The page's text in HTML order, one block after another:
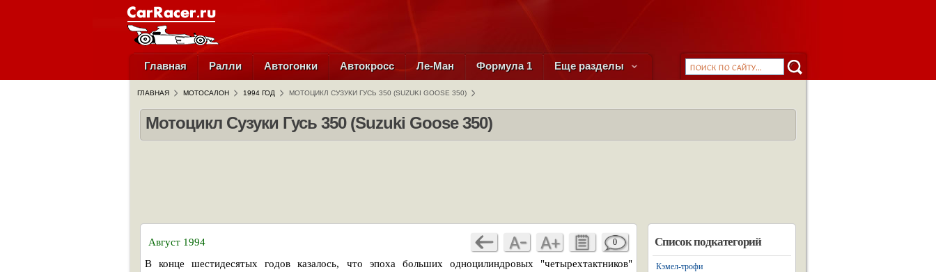
Главная Ралли Автогонки Автокросс Ле-Ман Формула 1 Еще разделы
ГЛАВНАЯ МОТОСАЛОН 1994 ГОД МОТОЦИКЛ СУЗУКИ ГУСЬ 350 (SUZUKI GOOSE 350)
Мотоцикл Сузуки Гусь 350 (Suzuki Goose 350)
Август 1994 0
В конце шестидесятых годов казалось, что эпоха больших одноцилиндровых "четырехтактников"
Список подкатегорий
Кэмел-трофи